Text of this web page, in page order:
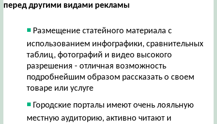
перед другими видами рекламы
Размещение статейного материала с
использованием инфографики, сравнительных
таблиц, фотографий и видео высокого
разрешения - отличная возможность
подробнейшим образом рассказать о своем
товаре или услуге
Городские порталы имеют очень лояльную
местную аудиторию, активно читают и